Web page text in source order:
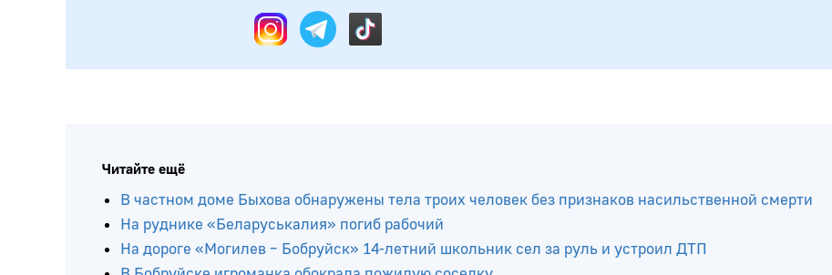
Подписывайтесь на нас в:
Читайте ещё
В частном доме Быхова обнаружены тела троих человек без признаков насильственной смерти